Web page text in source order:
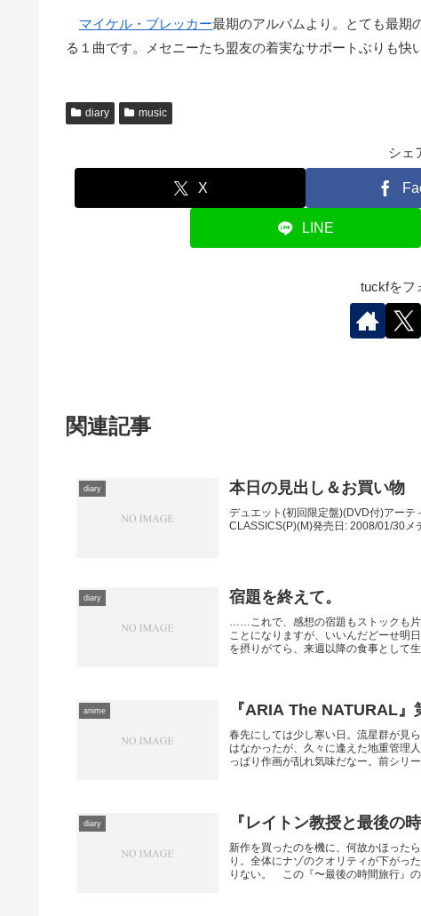
マイケル・ブレッカー最期のアルバムより。とても最期
る１曲です。メセニーたち盟友の着実なサポートぶりも快い
diary music
シェ
X
LINE
tuckfをフ
関連記事
diary 本日の見出し＆お買い物
デュエット(初回限定盤)(DVD付)アー
CLASSICS(P)(M)発売日: 2008/01/30メ
diary 宿題を終えて。
……これで、感想の宿題もストックも片
ことになりますが、いいんだどーせ明
を摂りがてら、来週以降の食事として
anime 『ARIA The NATURAL
春先にしては少し寒い日。流星群が見
はなかったが、久々に逢えた地重管理
っぱり作画が乱れ気味だなー。前シリ
diary 『レイトン教授と最後の
新作を買ったのを機に、何故かほった
り。全体にナゾのクオリティが下がっ
りない。 この『〜最後の時間旅行』